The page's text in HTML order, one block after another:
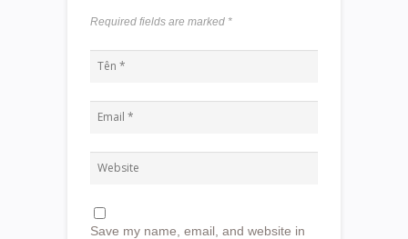
Required fields are marked *
Save my name, email, and website in